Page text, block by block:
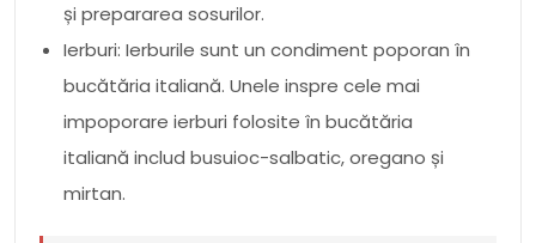
și prepararea sosurilor.
Ierburi: Ierburile sunt un condiment poporan în
bucătăria italiană. Unele inspre cele mai
impoporare ierburi folosite în bucătăria
italiană includ busuioc-salbatic, oregano și
mirtan.